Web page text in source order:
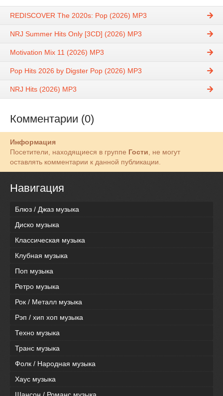
REDISCOVER The 2020s: Pop (2026) MP3
NRJ Summer Hits Only [3CD] (2026) MP3
Motivation Mix 11 (2026) MP3
Pop Hits 2026 by Digster Pop (2026) MP3
NRJ Hits (2026) MP3
Комментарии (0)
Информация
Посетители, находящиеся в группе Гости, не могут
оставлять комментарии к данной публикации.
Навигация
Блюз / Джаз музыка
Диско музыка
Классическая музыка
Клубная музыка
Поп музыка
Ретро музыка
Рок / Металл музыка
Рэп / хип хоп музыка
Техно музыка
Транс музыка
Фолк / Народная музыка
Хаус музыка
Шансон / Романс музыка